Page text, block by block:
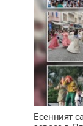
Есенният